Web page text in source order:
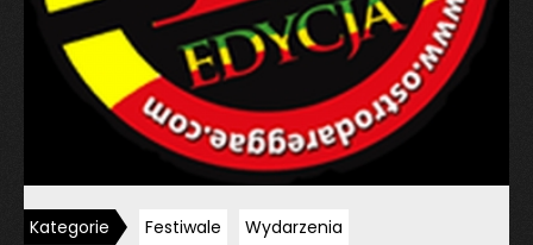
Kategorie Festiwale Wydarzenia